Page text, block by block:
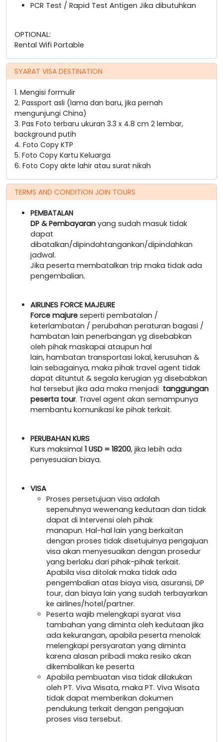
PCR Test / Rapid Test Antigen Jika dibutuhkan
OPTIONAL:
Rental Wifi Portable
SYARAT VISA DESTINATION
1. Mengisi formulir
2. Passport asli (lama dan baru, jika pernah
mengunjungi China)
3. Pas Foto terbaru ukuran 3.3 x 4.8 cm 2 lembar,
background putih
4. Foto Copy KTP
5. Foto Copy Kartu Keluarga
6. Foto Copy akte lahir atau surat nikah
TERMS AND CONDITION JOIN TOURS
PEMBATALAN
DP & Pembayaran yang sudah masuk tidak
dapat
dibatalkan/dipindahtangankan/dipindahkan
jadwal.
Jika peserta membatalkan trip maka tidak ada
pengembalian.
AIRLINES FORCE MAJEURE
Force majure seperti pembatalan /
keterlambatan / perubahan peraturan bagasi /
hambatan lain penerbangan yg disebabkan
oleh pihak maskapai ataupun hal
lain, hambatan transportasi lokal, kerusuhan &
lain sebagainya, maka pihak travel agent tidak
dapat dituntut & segala kerugian yg disebabkan
hal tersebut jika ada maka menjadi tanggungan
peserta tour. Travel agent akan semampunya
membantu komunikasi ke pihak terkait.
PERUBAHAN KURS
Kurs maksimal 1 USD = 18200, jika lebih ada
penyesuaian biaya.
VISA
Proses persetujuan visa adalah
sepenuhnya wewenang kedutaan dan tidak
dapat di Intervensi oleh pihak
manapun. Hal-hal lain yang berkaitan
dengan proses tidak disetujuinya pengajuan
visa akan menyesuaikan dengan prosedur
yang berlaku dari pihak-pihak terkait.
Apabila visa ditolak maka tidak ada
pengembalian atas biaya visa, asuransi, DP
tour, dan biaya lain yang sudah terbayarkan
ke airlines/hotel/partner.
Peserta wajib melengkapi syarat visa
tambahan yang diminta oleh kedutaan jika
ada kekurangan, apabila peserta menolak
melengkapi persyaratan yang diminta
karena alasan pribadi maka resiko akan
dikembalikan ke peserta
Apabila pembuatan visa tidak dilakukan
oleh PT. Viva Wisata, maka PT. Viva Wisata
tidak dapat memberikan dokumen
pendukung terkait dengan pengajuan
proses visa tersebut.